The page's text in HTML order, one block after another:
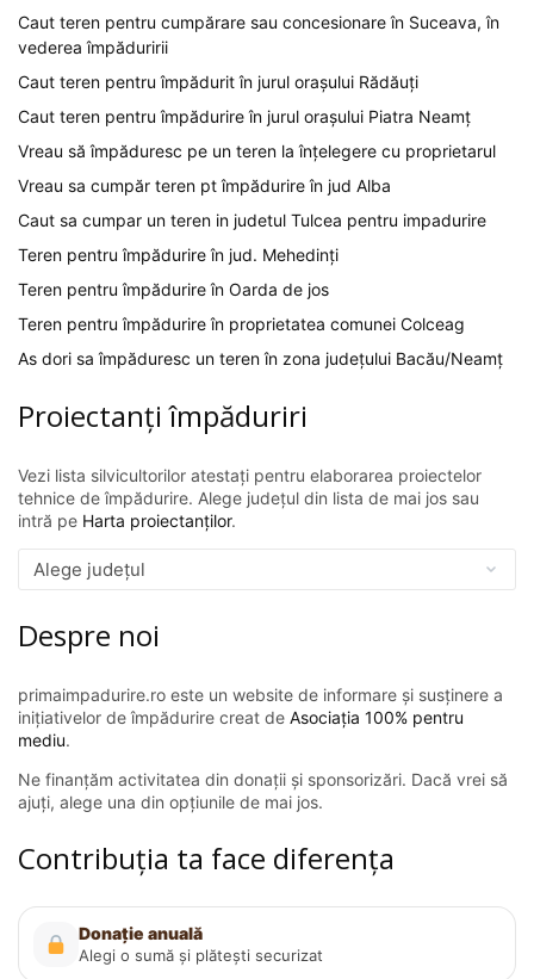
Caut teren pentru cumpărare sau concesionare în Suceava, în
vederea împăduririi
Caut teren pentru împădurit în jurul orașului Rădăuți
Caut teren pentru împădurire în jurul orașului Piatra Neamț
Vreau să împăduresc pe un teren la înțelegere cu proprietarul
Vreau sa cumpăr teren pt împădurire în jud Alba
Caut sa cumpar un teren in judetul Tulcea pentru impadurire
Teren pentru împădurire în jud. Mehedinți
Teren pentru împădurire în Oarda de jos
Teren pentru împădurire în proprietatea comunei Colceag
As dori sa împăduresc un teren în zona județului Bacău/Neamț
Proiectanți împăduriri
Vezi lista silvicultorilor atestați pentru elaborarea proiectelor
tehnice de împădurire. Alege județul din lista de mai jos sau
intră pe Harta proiectanților.
Despre noi
primaimpadurire.ro este un website de informare și susținere a
inițiativelor de împădurire creat de Asociația 100% pentru
mediu.
Ne finanțăm activitatea din donații și sponsorizări. Dacă vrei să
ajuți, alege una din opțiunile de mai jos.
Contribuția ta face diferența
Donație anuală
Alegi o sumă și plătești securizat